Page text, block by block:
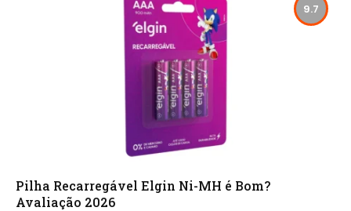
9.7
Pilha Recarregável Elgin Ni-MH é Bom?
Avaliação 2026